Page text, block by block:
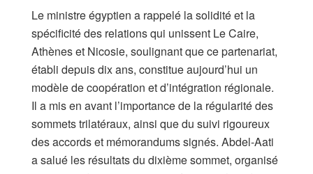
Le ministre égyptien a rappelé la solidité et la
spécificité des relations qui unissent Le Caire,
Athènes et Nicosie, soulignant que ce partenariat,
établi depuis dix ans, constitue aujourd’hui un
modèle de coopération et d’intégration régionale.
Il a mis en avant l’importance de la régularité des
sommets trilatéraux, ainsi que du suivi rigoureux
des accords et mémorandums signés. Abdel-Aati
a salué les résultats du dixième sommet, organisé